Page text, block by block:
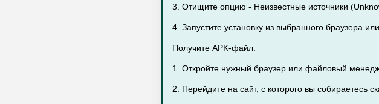
3. Отищите опцию - Неизвестные источники
4. Запустите установку из выбранного браузера
Получите APK-файл:
1. Откройте нужный браузер или файловый
2. Перейдите на сайт, с которого вы собираетесь